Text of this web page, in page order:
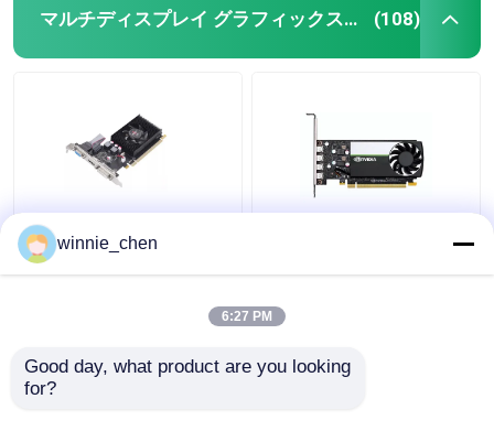
マルチディスプレイ グラフィックス カード (108)
HD6570 HD7450
HD6450 NVIDIA マルチ
T400グラフィックカー
ーンディスプレイデス
クトップ用
winnie_chen
6:27 PM
Good day, what product are you looking
for?